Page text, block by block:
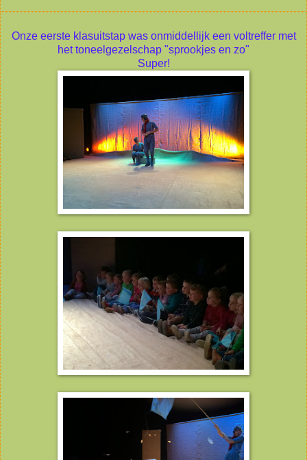
Onze eerste klasuitstap was onmiddellijk een voltreffer met
het toneelgezelschap "sprookjes en zo"
Super!